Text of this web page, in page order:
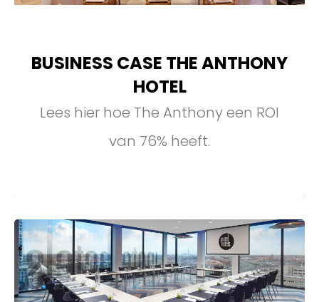
BUSINESS CASE THE ANTHONY
HOTEL
Lees hier hoe The Anthony een ROI
van 76% heeft.